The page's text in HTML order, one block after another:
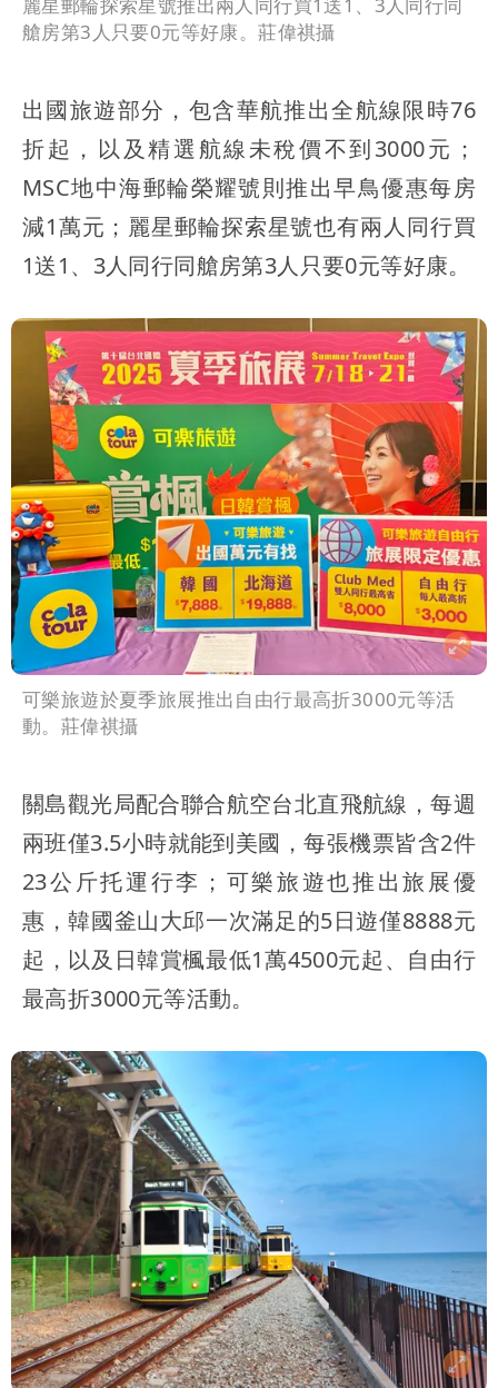
艙房第3人只要0元等好康。莊偉祺攝
出國旅遊部分，包含華航推出全航線限時76
折起，以及精選航線未稅價不到3000元；
MSC地中海郵輪榮耀號則推出早鳥優惠每房
減1萬元；麗星郵輪探索星號也有兩人同行買
1送1、3人同行同艙房第3人只要0元等好康。
可樂旅遊於夏季旅展推出自由行最高折3000元等活
動。莊偉祺攝
關島觀光局配合聯合航空台北直飛航線，每週
兩班僅3.5小時就能到美國，每張機票皆含2件
23公斤托運行李；可樂旅遊也推出旅展優
惠，韓國釜山大邱一次滿足的5日遊僅8888元
起，以及日韓賞楓最低1萬4500元起、自由行
最高折3000元等活動。